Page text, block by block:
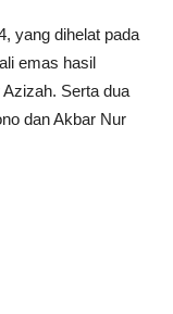
yang dihelat pada
emas hasil
Serta dua
dan Akbar Nur